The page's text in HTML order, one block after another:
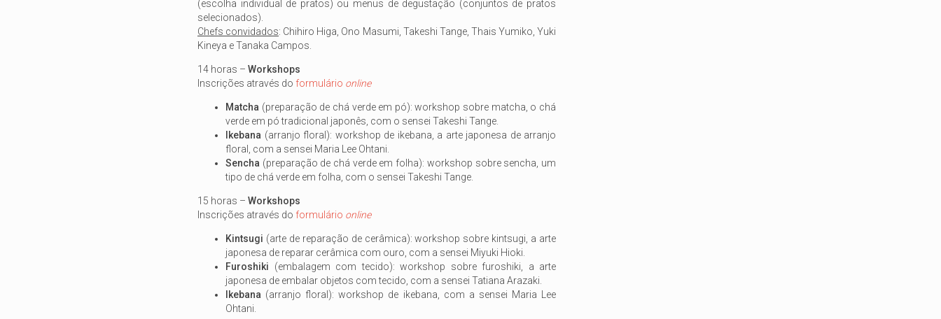
(escolha individual de pratos) ou menus de degustação (conjuntos de pratos
selecionados).
Chefs convidados: Chihiro Higa, Ono Masumi, Takeshi Tange, Thais Yumiko, Yuki
Kineya e Tanaka Campos.
14 horas – Workshops
Inscrições através do formulário online
Matcha (preparação de chá verde em pó): workshop sobre matcha, o chá
verde em pó tradicional japonês, com o sensei Takeshi Tange.
Ikebana (arranjo floral): workshop de ikebana, a arte japonesa de arranjo
floral, com a sensei Maria Lee Ohtani.
Sencha (preparação de chá verde em folha): workshop sobre sencha, um
tipo de chá verde em folha, com o sensei Takeshi Tange.
15 horas – Workshops
Inscrições através do formulário online
Kintsugi (arte de reparação de cerâmica): workshop sobre kintsugi, a arte
japonesa de reparar cerâmica com ouro, com a sensei Miyuki Hioki.
Furoshiki (embalagem com tecido): workshop sobre furoshiki, a arte
japonesa de embalar objetos com tecido, com a sensei Tatiana Arazaki.
Ikebana (arranjo floral): workshop de ikebana, com a sensei Maria Lee
Ohtani.